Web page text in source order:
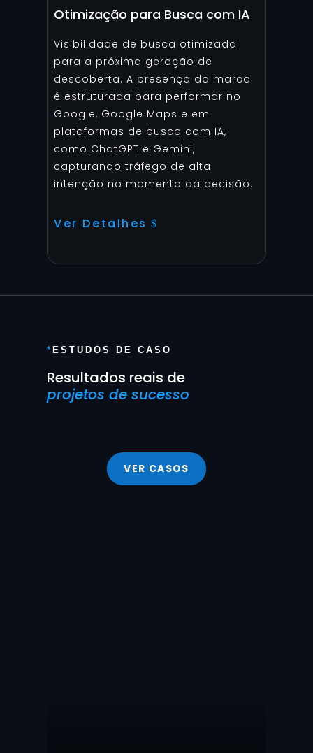
Otimização para Busca com IA
Visibilidade de busca otimizada
para a próxima geração de
descoberta. A presença da marca
é estruturada para performar no
Google, Google Maps e em
plataformas de busca com IA,
como ChatGPT e Gemini,
capturando tráfego de alta
intenção no momento da decisão.
Ver Detalhes
*ESTUDOS DE CASO
Resultados reais de
projetos de sucesso
VER CASOS